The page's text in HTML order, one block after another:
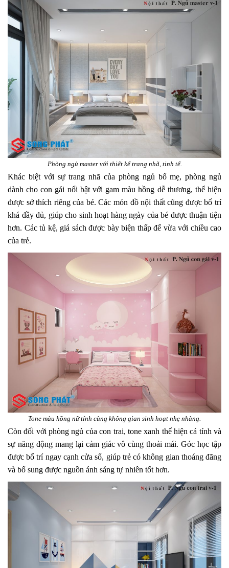
Phòng ngủ master với thiết kế trang nhã, tinh tế.
Khác biệt với sự trang nhã của phòng ngủ bố mẹ, phòng ngủ
dành cho con gái nổi bật với gam màu hồng dễ thương, thể hiện
được sở thích riêng của bé. Các món đồ nội thất cũng được bố trí
khá đầy đủ, giúp cho sinh hoạt hàng ngày của bé được thuận tiện
hơn. Các tủ kệ, giá sách được bày biện thấp để vừa với chiều cao
của trẻ.
Tone màu hồng nữ tính cùng không gian sinh hoạt nhẹ nhàng.
Còn đối với phòng ngủ của con trai, tone xanh thể hiện cá tính và
sự năng động mang lại cảm giác vô cùng thoải mái. Góc học tập
được bố trí ngay cạnh cửa sổ, giúp trẻ có không gian thoáng đãng
và bổ sung được nguồn ánh sáng tự nhiên tốt hơn.